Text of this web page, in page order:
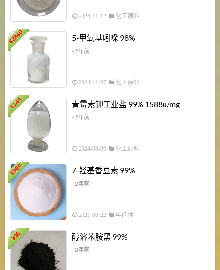
2024-11-12 化工原料
¥
3840 5-甲氧基吲哚 98%
- 2年前
2024-11-07 化工原料
¥
144 青霉素钾工业盐 99% 1588u/mg
- 2年前
2024-08-09 化工原料
¥
960 7-羟基香豆素 99%
- 2年前
2021-06-22 中间体
¥
36 醇溶苯胺黑 99%
- 2年前